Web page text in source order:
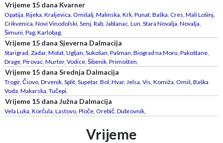
Vrijeme 15 dana Kvarner
Opatija, Rijeka, Kraljevica, Omišalj, Malinska, Krk, Punat, Baška, Cres, Mali Lošinj,
Crikvenica, Novi Vinodolski, Senj, Rab, Jablanac, Lun, Stara Novalja, Novalja,
Šimuni, Pag, Karlobag,
Vrijeme 15 dana Sjeverna Dalmacija
Starigrad, Zadar, Molat, Ugljan, Sukošan, Pašman, Biograd na Moru, Pakoštane,
Drage, Pirovac, Murter, Vodice, Šibenik, Primošten,
Vrijeme 15 dana Srednja Dalmacija
Trogir, Čiovo, Drvenik, Split, Supetar, Bol, Hvar, Jelsa, Vis, Komiža, Omiš, Baška
Voda, Makarska, Tučepi,
Vrijeme 15 dana Južna Dalmacija
Vela Luka, Korčula, Lastovo, Ploče, Orebič, Dubrovnik,
Vrijeme